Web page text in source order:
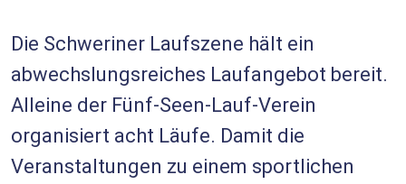
Die Schweriner Laufszene hält ein
abwechslungsreiches Laufangebot bereit.
Alleine der Fünf-Seen-Lauf-Verein
organisiert acht Läufe. Damit die
Veranstaltungen zu einem sportlichen